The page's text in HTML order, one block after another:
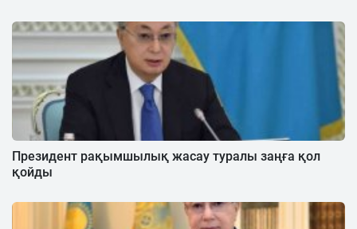
Президент рақымшылық жасау туралы заңға қол
қойды